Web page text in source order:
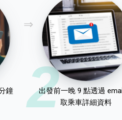
鐘
2
出發前一晚 9 點透過
取乘車詳細資料